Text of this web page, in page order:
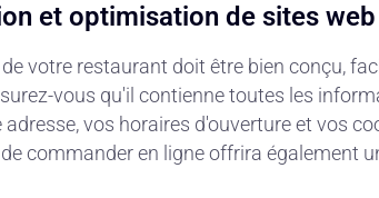
et optimisation de sites web
votre restaurant doit être bien conçu,
vous qu'il contienne toutes les
adresse, vos horaires d'ouverture et vos
commander en ligne offrira également